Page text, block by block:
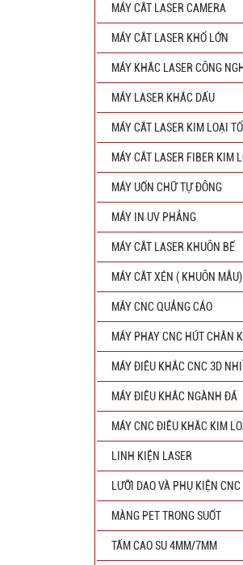
MÁY CẮT LASER CAMERA
MÁY CẮT LASER KHỔ LỚN
MÁY KHẮC LASER CÔNG
MÁY LASER KHẮC DẤU
MÁY CẮT LASER KIM LOẠI
MÁY CẮT LASER FIBER KIM
MÁY UỐN CHỮ TỰ ĐÔNG
MÁY IN UV PHẲNG
MÁY CẮT LASER KHUÔN BẾ
MÁY CẮT XÉN ( KHUÔN MẪU)
MÁY CNC QUẢNG CÁO
MÁY PHAY CNC HÚT CHÂN
MÁY ĐIÊU KHẮC CNC 3D
MÁY ĐIÊU KHẮC NGÀNH ĐÁ
MÁY CNC ĐIÊU KHẮC KIM
LINH KIỆN LASER
LƯỠI DAO VÀ PHỤ KIỆN CNC
MÀNG PET TRONG SUỐT
TẤM CAO SU 4MM/7MM